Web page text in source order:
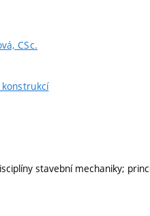
CSc.
stavební mechaniky;